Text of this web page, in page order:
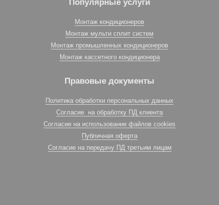
Популярные услуги
Монтаж кондиционеров
Монтаж мульти сплит систем
Монтаж промышленных кондиционеров
Монтаж кассетного кондиционера
Правовые документы
Политика обработки персональных данных
Согласие на обработку ПД клиента
Согласие на использование файлов cookies
Публичная оферта
Согласие на передачу ПД третьим лицам